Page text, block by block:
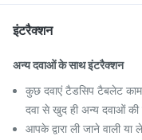
इंटरैक्शन
अन्य दवाओं के साथ इंटरैक्शन
कुछ दवाएं टैडसिप टैबलेट
दवा से खुद ही अन्य दवाओं की
आपके द्वारा ली जाने वाली